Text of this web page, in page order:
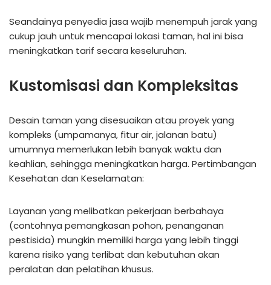
Seandainya penyedia jasa wajib menempuh jarak yang
cukup jauh untuk mencapai lokasi taman, hal ini bisa
meningkatkan tarif secara keseluruhan.
Kustomisasi dan Kompleksitas
Desain taman yang disesuaikan atau proyek yang
kompleks (umpamanya, fitur air, jalanan batu)
umumnya memerlukan lebih banyak waktu dan
keahlian, sehingga meningkatkan harga. Pertimbangan
Kesehatan dan Keselamatan:
Layanan yang melibatkan pekerjaan berbahaya
(contohnya pemangkasan pohon, penanganan
pestisida) mungkin memiliki harga yang lebih tinggi
karena risiko yang terlibat dan kebutuhan akan
peralatan dan pelatihan khusus.